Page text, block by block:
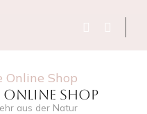
Shop
aus der Natur